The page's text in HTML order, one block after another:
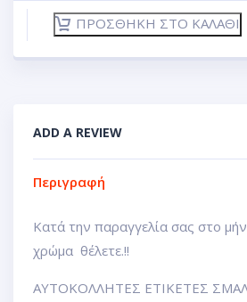
ΠΡΟΣΘΉΚΗ ΣΤΟ ΚΑΛΆΘΙ
ADD A REVIEW
Περιγραφή
Κατά την παραγγελία σας στο
χρώμα θέλετε.!!
ΑΥΤΟΚΟΛΛΗΤΕΣ ΕΤΙΚΕΤΕΣ